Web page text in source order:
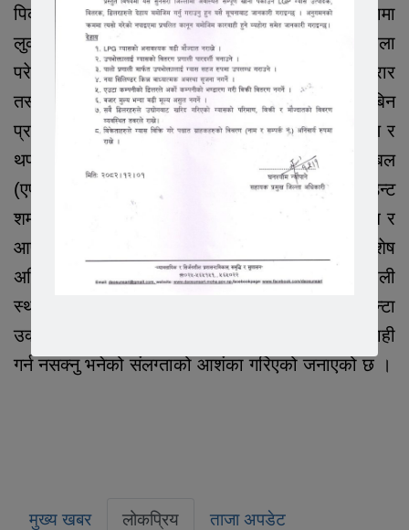
पिकअपको खानतलासी गर्दा ४७ वटा प्लास्टिकका बोरामा
लुकाएर राखिएको कुल १,७३३.६ किलोग्राम गाँजा फेला
परेको थियो । घटनाको थप अनुसन्धान तथा फरार
तस्करहरूको पहिचानका लागि वीरपुर प्रहरीले पनि छानबिन
प्रक्रिया अघि बढाएको छ । यसका साथै विस्तृत विवरण र
थप जानकारी संकलनका लागि नेपालको सशस्त्र प्रहरी बल
(एपीएफ)सँग पनि सूचना आदानप्रदान भइरहेको कमान्डेन्ट
शर्माले जानकारी दिनुभयो । सीमा क्षेत्रमा हुने यस्ता अवैध र
आपराधिक गतिविधि नियन्त्रणका लागि एसएसबी विशेष
अभियान निरन्तर जारी राख्ने बताएको छ,भने नेपाली
स्थानीयहरुले नेपाल प्रहरी र सस्त्र प्रहरी बलको २४ घन्टा
उक्त क्षेत्रमा ड्युटी हुदाहुदै पनि पिकअप भ्यान लाई कार्यवाही
गर्न नसक्नु भनेको संलग्ताको आशंका गरिएको जनाएको छ ।
मुख्य खबर लोकप्रिय
ताजा अपडेट